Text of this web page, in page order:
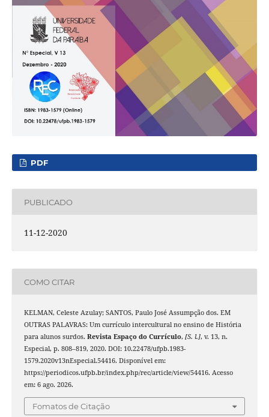
PDF
PUBLICADO
11-12-2020
COMO CITAR
KELMAN, Celeste Azulay; SANTOS, Paulo José Assumpção dos. EM
OUTRAS PALAVRAS: Um currículo intercultural no ensino de História
para alunos surdos. Revista Espaço do Currículo, [S. l.], v. 13, n.
Especial, p. 808–819, 2020. DOI: 10.22478/ufpb.1983-
1579.2020v13nEspecial.54416. Disponível em:
https://periodicos.ufpb.br/index.php/rec/article/view/54416. Acesso
em: 6 ago. 2026.
Fomatos de Citação